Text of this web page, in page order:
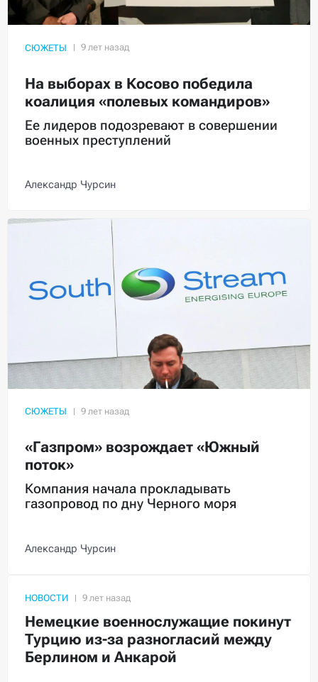
СЮЖЕТЫ
На выборах в Косово победила
коалиция «полевых командиров»
Ее лидеров подозревают в совершении
военных преступлений
Александр Чурсин
СЮЖЕТЫ
«Газпром» возрождает «Южный
поток»
Компания начала прокладывать
газопровод по дну Черного моря
Александр Чурсин
НОВОСТИ
Немецкие военнослужащие покинут
Турцию из-за разногласий между
Берлином и Анкарой